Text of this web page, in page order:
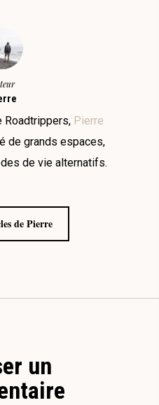
Roadtrippers, Pierre
de grands espaces,
de vie alternatifs.
de Pierre
un